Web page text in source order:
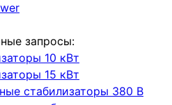
запросы:
10 кВт
15 кВт
стабилизаторы 380 В